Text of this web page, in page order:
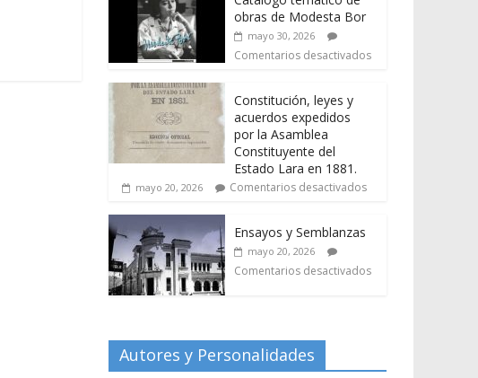
obras de Modesta Bor
mayo 30, 2026
Comentarios desactivados
Constitución, leyes y
acuerdos expedidos
por la Asamblea
Constituyente del
Estado Lara en 1881.
mayo 20, 2026 Comentarios desactivados
Ensayos y Semblanzas
mayo 20, 2026
Comentarios desactivados
Autores y Personalidades